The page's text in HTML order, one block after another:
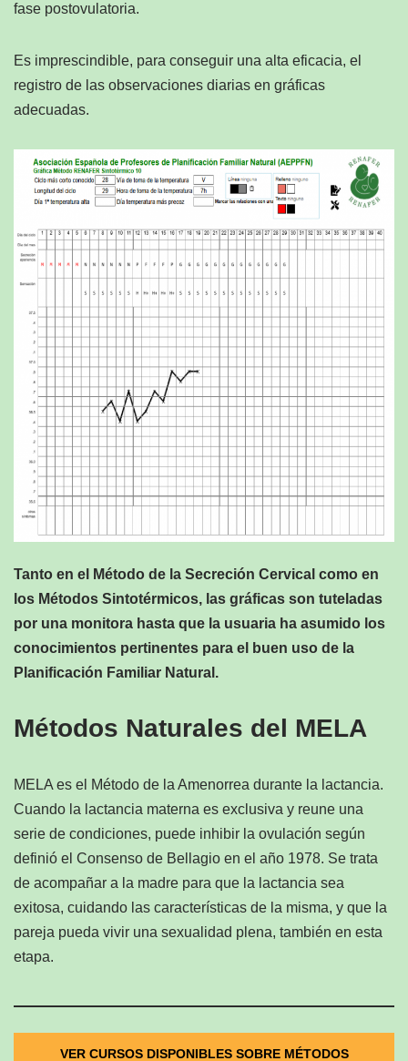
fase postovulatoria.
Es imprescindible, para conseguir una alta eficacia, el
registro de las observaciones diarias en gráficas
adecuadas.
Tanto en el Método de la Secreción Cervical como en
los Métodos Sintotérmicos, las gráficas son tuteladas
por una monitora hasta que la usuaria ha asumido los
conocimientos pertinentes para el buen uso de la
Planificación Familiar Natural.
Métodos Naturales del MELA
MELA es el Método de la Amenorrea durante la lactancia.
Cuando la lactancia materna es exclusiva y reune una
serie de condiciones, puede inhibir la ovulación según
definió el Consenso de Bellagio en el año 1978. Se trata
de acompañar a la madre para que la lactancia sea
exitosa, cuidando las características de la misma, y que la
pareja pueda vivir una sexualidad plena, también en esta
etapa.
VER CURSOS DISPONIBLES SOBRE MÉTODOS